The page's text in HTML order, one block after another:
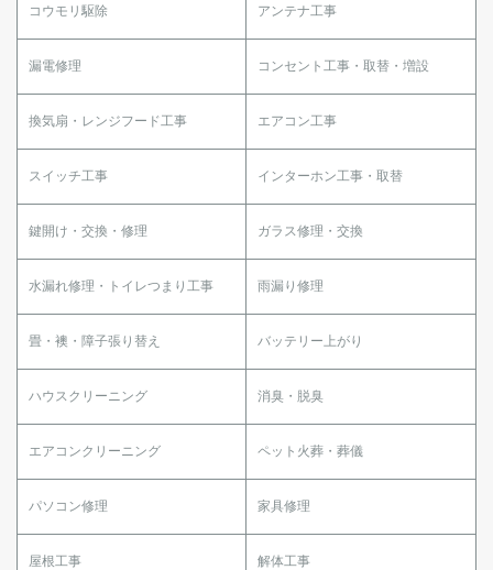
コウモリ駆除 アンテナ工事
漏電修理 コンセント工事・取替・増設
換気扇・レンジフード工事 エアコン工事
スイッチ工事 インターホン工事・取替
鍵開け・交換・修理 ガラス修理・交換
水漏れ修理・トイレつまり工事 雨漏り修理
畳・襖・障子張り替え バッテリー上がり
ハウスクリーニング 消臭・脱臭
エアコンクリーニング ペット火葬・葬儀
パソコン修理 家具修理
屋根工事 解体工事